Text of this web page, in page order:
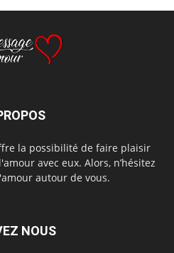
la possibilité de faire plaisir
avec eux. Alors, n’hésitez
autour de vous.
NOUS